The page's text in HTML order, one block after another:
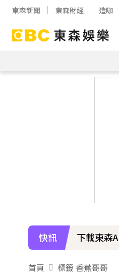
東森新聞 東森財經 造咖
快訊 下載東森
首頁 標籤 香蕉哥哥